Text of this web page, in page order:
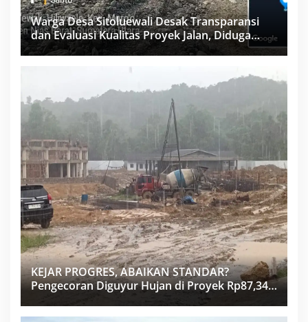
Warga Desa Sitoluewali Desak Transparansi
dan Evaluasi Kualitas Proyek Jalan, Diduga
Minim Informasi
KEJAR PROGRES, ABAIKAN STANDAR?
Pengecoran Diguyur Hujan di Proyek Rp87,34
Miliar Sukma Nias, Konsultan, Pengawas dan
PPK Bungkam